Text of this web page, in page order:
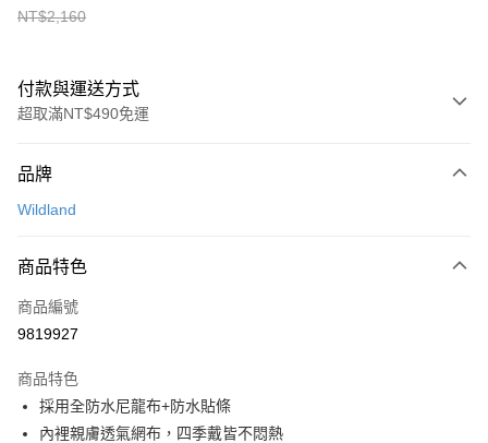
NT$2,160
付款與運送方式
超取滿NT$490免運
信用卡一次付款
3 期 0 利率 每期
合作金庫商業銀行
上海商業儲蓄銀行
臺灣中小企業銀行
匯豐（台灣）商業銀行
聯邦商業銀行
遠東國際商業銀行
超商取貨付款
LINE Pay
Apple Pay
ATM付款
品牌
Wildland
商品特色
商品編號
9819927
商品特色
採用全防水尼龍布+防水貼條
內裡親膚透氣網布，四季戴皆不悶熱